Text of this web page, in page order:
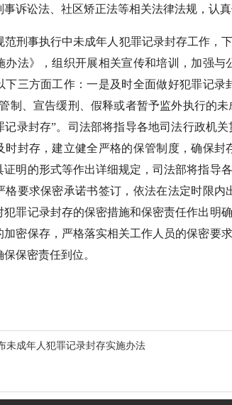
诉讼法、社区矫正法等相关法律法规，认
事执行中未成年人犯罪记录封存工作，下
办法》，组织开展相关宣传和培训，加强
下三方面工作：一是及时全面做好犯罪记
制、宣告缓刑、假释或者暂予监外执行的
记录封存”。司法部将指导各地司法行政机
时封存，建立健全严格的保管制度，确保
证明的形式等作出详细规定，司法部将指导
格要求保密承诺书签订，依法在法定时限
犯罪记录封存的保密措施和保密责任作出明
加密保存，严格落实相关工作人员的保密要
保密责任到位。
未成年人犯罪记录封存实施办法